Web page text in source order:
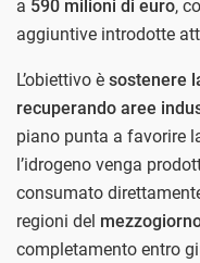
a 590 milioni di euro,
aggiuntive introdotte
L’obiettivo è sostenere
recuperando aree
piano punta a favorire
l’idrogeno venga
consumato
regioni del
completamento entro